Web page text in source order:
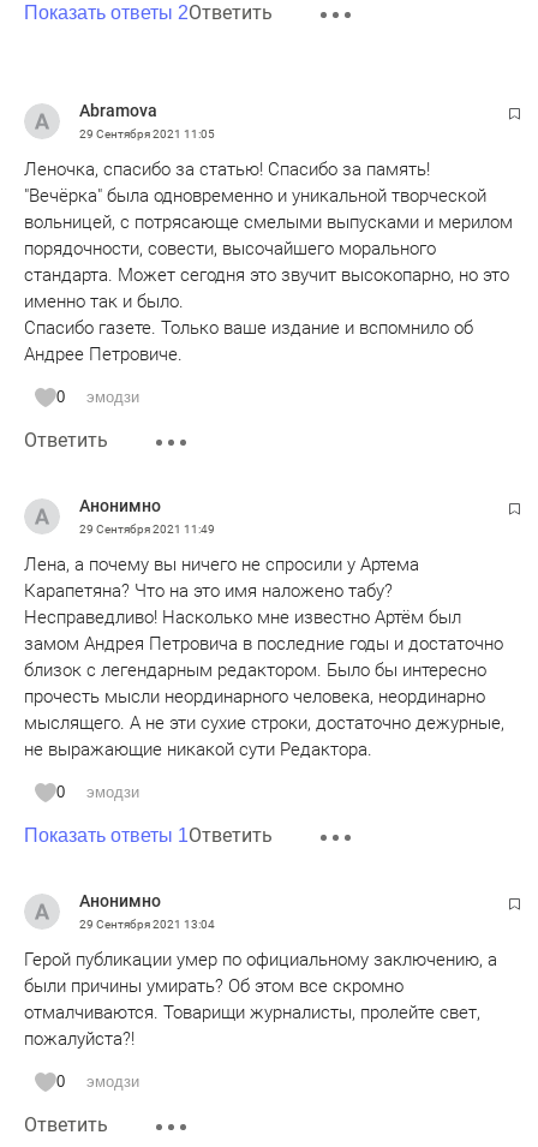
Показать ответы 2Ответить
Abramova
29 Сентября 2021 11:05
Леночка, спасибо за статью! Спасибо за память!
"Вечёрка" была одновременно и уникальной творческой
вольницей, с потрясающе смелыми выпусками и мерилом
порядочности, совести, высочайшего морального
стандарта. Может сегодня это звучит высокопарно, но это
именно так и было.
Спасибо газете. Только ваше издание и вспомнило об
Андрее Петровиче.
0 эмодзи
Ответить
Анонимно
29 Сентября 2021 11:49
Лена, а почему вы ничего не спросили у Артема
Карапетяна? Что на это имя наложено табу?
Несправедливо! Насколько мне известно Артём был
замом Андрея Петровича в последние годы и достаточно
близок с легендарным редактором. Было бы интересно
прочесть мысли неординарного человека, неординарно
мыслящего. А не эти сухие строки, достаточно дежурные,
не выражающие никакой сути Редактора.
0 эмодзи
Показать ответы 1Ответить
Анонимно
29 Сентября 2021 13:04
Герой публикации умер по официальному заключению, а
были причины умирать? Об этом все скромно
отмалчиваются. Товарищи журналисты, пролейте свет,
пожалуйста?!
0 эмодзи
Ответить